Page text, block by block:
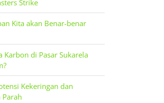
Strike
Kita akan Benar-benar
Karbon di Pasar Sukarela
Kekeringan dan